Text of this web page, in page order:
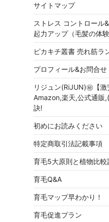
サイトマップ
ストレス コントロール
起力アップ（毛髪の体験
ピカキチ叢書 売れ筋ラ
プロフィール&お問合せ
リジュン(RiJUN)㊙【
Amazon,楽天,公式通販
訣!
初めにお読みください
特定商取引法記載事項
育毛5大原則と植物比較
育毛Q&A
育毛マップ早わかり！
育毛促進プラン